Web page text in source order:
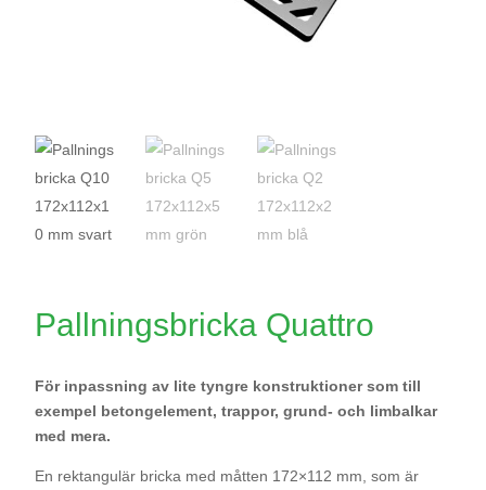
Pallningsbricka Quattro
För inpassning av lite tyngre konstruktioner som till
exempel betongelement, trappor, grund- och limbalkar
med mera.
En rektangulär bricka med måtten 172×112 mm, som är